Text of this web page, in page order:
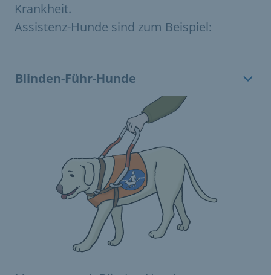
Krankheit.
Assistenz-Hunde sind zum Beispiel:
Blinden-Führ-Hunde